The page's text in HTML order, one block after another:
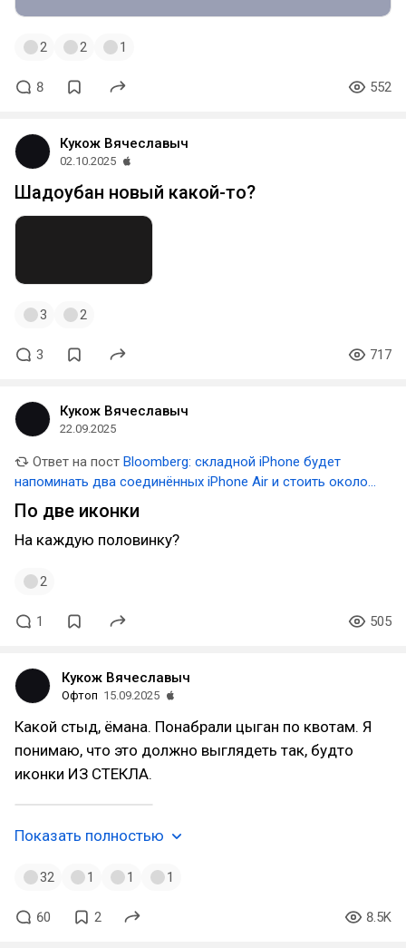
2 2 1
8 552
Кукож Вячеславыч
02.10.2025
Шадоубан новый какой-то?
3 2
3 717
Кукож Вячеславыч
22.09.2025
Ответ на пост Bloomberg: складной iPhone будет
напоминать два соединённых iPhone Air и стоить около
двух тысяч долларов
По две иконки
На каждую половинку?
2
1 505
Кукож Вячеславыч
Офтоп 15.09.2025
Какой стыд, ёмана. Понабрали цыган по квотам. Я
понимаю, что это должно выглядеть так, будто
иконки ИЗ СТЕКЛА.
Показать полностью
32 1 1 1
60 2 8.5K